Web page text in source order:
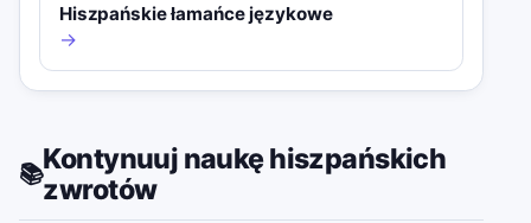
Hiszpańskie łamańce językowe
→
📚Kontynuuj naukę hiszpańskich
zwrotów